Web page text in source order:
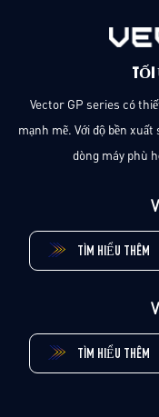
TỐI
Vector GP series có
mạnh mẽ. Với độ bền
dòng máy phù
TÌM HIỂU THÊM
TÌM HIỂU THÊM